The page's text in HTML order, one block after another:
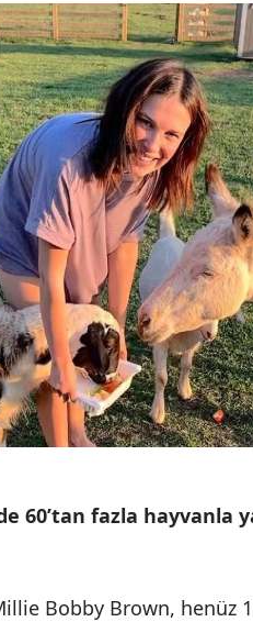
60’tan fazla hayvanla
Bobby Brown, henüz